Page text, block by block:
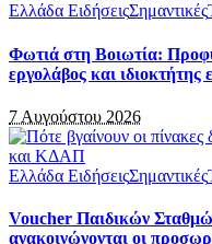
Ελλάδα ΕιδήσειςΣημαντικές
Φωτιά στη Βοιωτία:
εργολάβος και ιδιοκτήτης
7 Αυγούστου 2026
Ελλάδα ΕιδήσειςΣημαντικές
Voucher Παιδικών
ανακοινώνονται οι